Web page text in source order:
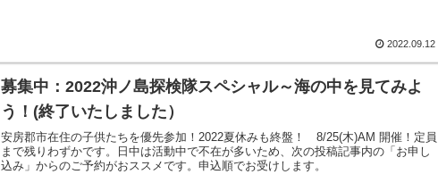
2022.09.12
募集中：2022沖ノ島探検隊スペシャル～海の中を見てみよ
う！(終了いたしました）
安房郡市在住の子供たちを優先参加！2022夏休みも終盤！ 8/25(木)AM 開催！定員
まで残りわずかです。日中は活動中で不在が多いため、次の投稿記事内の「お申し
込み」からのご予約がおススメです。申込順でお受けします。